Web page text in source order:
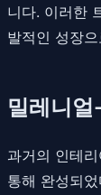
니다. 이러한
발적인 성장
밀레니
과거의 인테
통해 완성되